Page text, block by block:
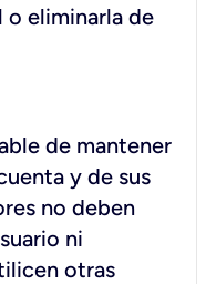
o eliminarla de
de mantener
y de sus
no deben
ni
otras